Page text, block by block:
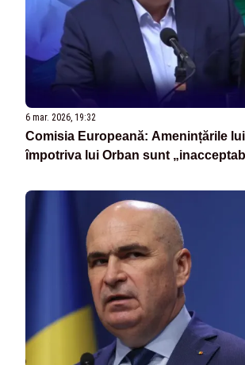
6 mar. 2026, 19:32
Comisia Europeană: Amenințările
împotriva lui Orban sunt